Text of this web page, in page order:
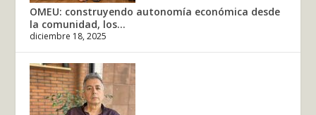
OMEU: construyendo autonomía económica desde
la comunidad, los...
diciembre 18, 2025